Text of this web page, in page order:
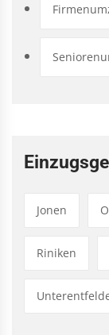
Jonen
Riniken